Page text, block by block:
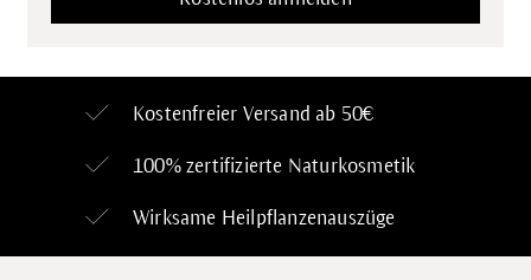
Kostenfreier Versand ab 50€
100% zertifizierte Naturkosmetik
Wirksame Heilpflanzenauszüge